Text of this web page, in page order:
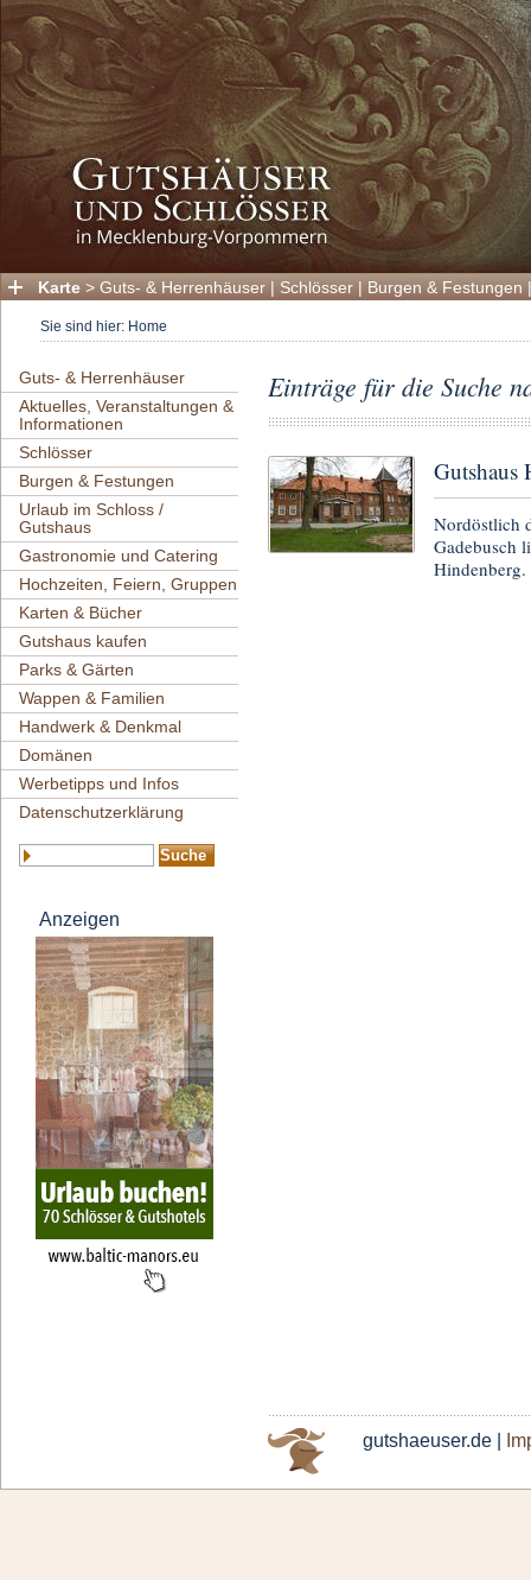
Karte > Guts- & Herrenhäuser | Schlösser | Burgen & Festungen
Sie sind hier: Home
Guts- & Herrenhäuser
Aktuelles, Veranstaltungen &
Informationen
Schlösser
Burgen & Festungen
Urlaub im Schloss /
Gutshaus
Gastronomie und Catering
Hochzeiten, Feiern, Gruppen
Karten & Bücher
Gutshaus kaufen
Parks & Gärten
Wappen & Familien
Handwerk & Denkmal
Domänen
Werbetipps und Infos
Datenschutzerklärung
Anzeigen
Einträge für die Suche
Gutshaus
Nordöstlich
Gadebusch
Hindenberg.
gutshaeuser.de |